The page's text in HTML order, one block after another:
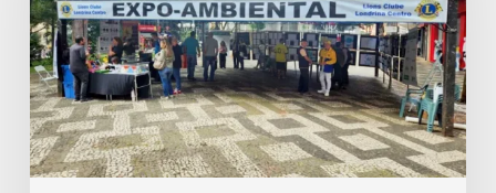
Ambiental
2026
e
apoia
projetos
de
educação